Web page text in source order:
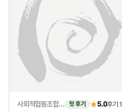
사회적협동조합 모들 첫 후기 ★5.0후기 1